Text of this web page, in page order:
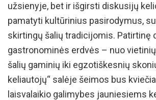
užsienyje, bet ir išgirsti diskusijų
pamatyti kultūrinius pasirodymus,
skirtingų šalių tradicijomis. Patirtinę
gastronominės erdvės – nuo
šalių gaminių iki egzotiškesnių
keliautojų“ salėje šeimos bus
laisvalaikio galimybes jauniesiems